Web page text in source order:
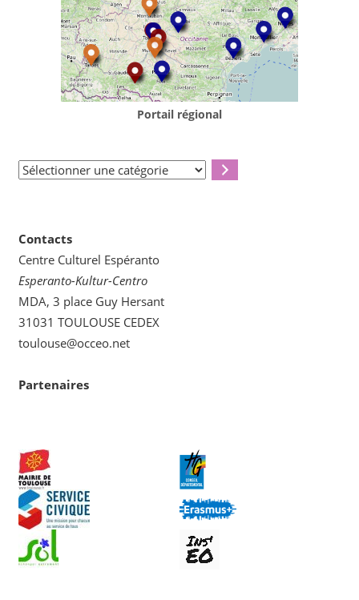
Portail régional
Sélectionner
Contacts
Centre Culturel Espéranto
Esperanto-Kultur-Centro
MDA, 3 place Guy Hersant
31031 TOULOUSE CEDEX
toulouse@occeo.net
Partenaires